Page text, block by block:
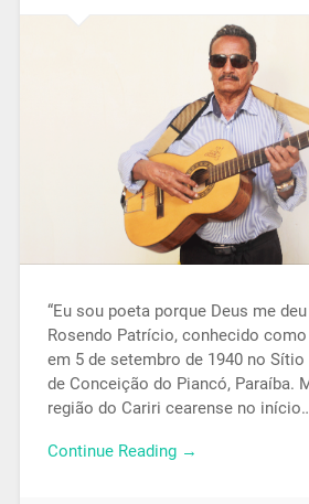
“Eu sou poeta porque Deus me
Rosendo Patrício, conhecido
em 5 de setembro de 1940 no
de Conceição do Piancó, Paraíba.
região do Cariri cearense no
Continue Reading →